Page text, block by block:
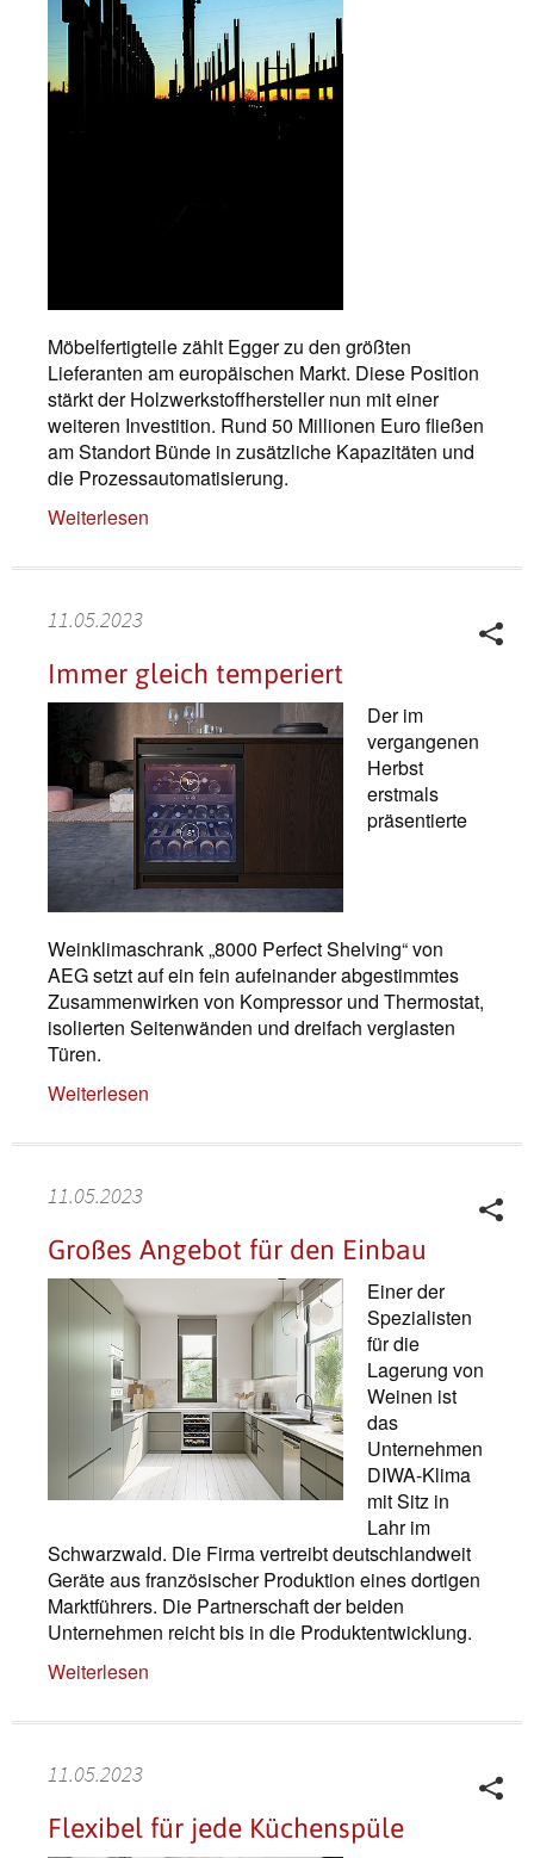
Möbelfertigteile zählt Egger zu den größten
Lieferanten am europäischen Markt. Diese Position
stärkt der Holzwerkstoffhersteller nun mit einer
weiteren Investition. Rund 50 Millionen Euro fließen
am Standort Bünde in zusätzliche Kapazitäten und
die Prozessautomatisierung.
Weiterlesen
11.05.2023
Immer gleich temperiert
Der im
vergangenen
Herbst
erstmals
präsentierte
Weinklimaschrank „8000 Perfect Shelving“ von
AEG setzt auf ein fein aufeinander abgestimmtes
Zusammenwirken von Kompressor und Thermostat,
isolierten Seitenwänden und dreifach verglasten
Türen.
Weiterlesen
11.05.2023
Großes Angebot für den Einbau
Einer der
Spezialisten
für die
Lagerung von
Weinen ist
das
Unternehmen
DIWA-Klima
mit Sitz in
Lahr im
Schwarzwald. Die Firma vertreibt deutschlandweit
Geräte aus französischer Produktion eines dortigen
Marktführers. Die Partnerschaft der beiden
Unternehmen reicht bis in die Produktentwicklung.
Weiterlesen
11.05.2023
Flexibel für jede Küchenspüle